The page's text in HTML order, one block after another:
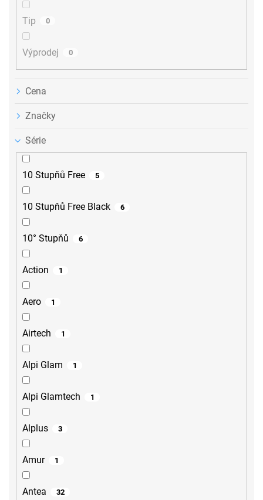
Tip 0
Výprodej 0
Cena
Značky
Série
10 Stupňů Free 5
10 Stupňů Free Black 6
10° Stupňů 6
Action 1
Aero 1
Airtech 1
Alpi Glam 1
Alpi Glamtech 1
Alplus 3
Amur 1
Antea 32